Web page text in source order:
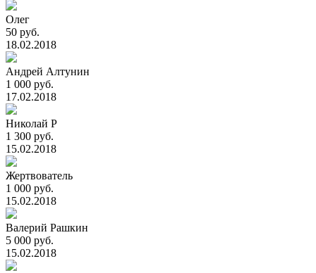
Олег
50 руб.
18.02.2018
Андрей Алтунин
1 000 руб.
17.02.2018
Николай Р
1 300 руб.
15.02.2018
Жертвователь
1 000 руб.
15.02.2018
Валерий Рашкин
5 000 руб.
15.02.2018